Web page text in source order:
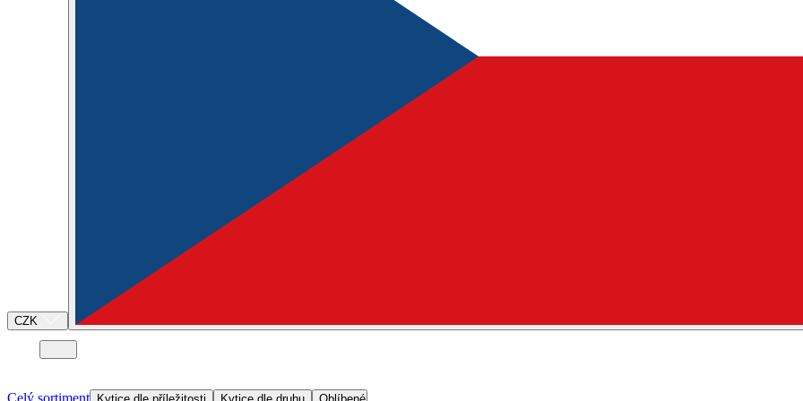
CZK
Celý sortiment